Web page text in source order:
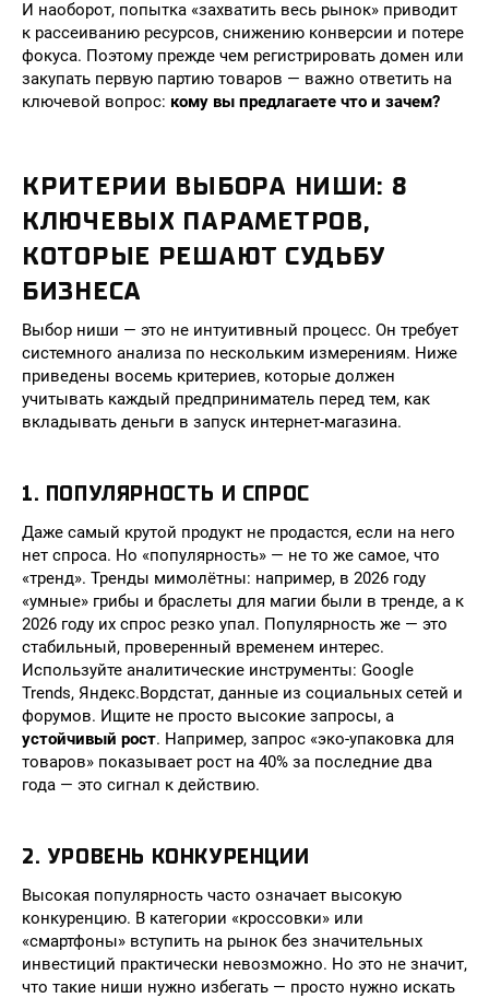
И наоборот, попытка «захватить весь рынок» приводит
к рассеиванию ресурсов, снижению конверсии и потере
фокуса. Поэтому прежде чем регистрировать домен или
закупать первую партию товаров — важно ответить на
ключевой вопрос: кому вы предлагаете что и зачем?
КРИТЕРИИ ВЫБОРА НИШИ: 8
КЛЮЧЕВЫХ ПАРАМЕТРОВ,
КОТОРЫЕ РЕШАЮТ СУДЬБУ
БИЗНЕСА
Выбор ниши — это не интуитивный процесс. Он требует
системного анализа по нескольким измерениям. Ниже
приведены восемь критериев, которые должен
учитывать каждый предприниматель перед тем, как
вкладывать деньги в запуск интернет-магазина.
1. ПОПУЛЯРНОСТЬ И СПРОС
Даже самый крутой продукт не продастся, если на него
нет спроса. Но «популярность» — не то же самое, что
«тренд». Тренды мимолётны: например, в 2026 году
«умные» грибы и браслеты для магии были в тренде, а к
2026 году их спрос резко упал. Популярность же — это
стабильный, проверенный временем интерес.
Используйте аналитические инструменты: Google
Trends, Яндекс.Вордстат, данные из социальных сетей и
форумов. Ищите не просто высокие запросы, а
устойчивый рост. Например, запрос «эко-упаковка для
товаров» показывает рост на 40% за последние два
года — это сигнал к действию.
2. УРОВЕНЬ КОНКУРЕНЦИИ
Высокая популярность часто означает высокую
конкуренцию. В категории «кроссовки» или
«смартфоны» вступить на рынок без значительных
инвестиций практически невозможно. Но это не значит,
что такие ниши нужно избегать — просто нужно искать